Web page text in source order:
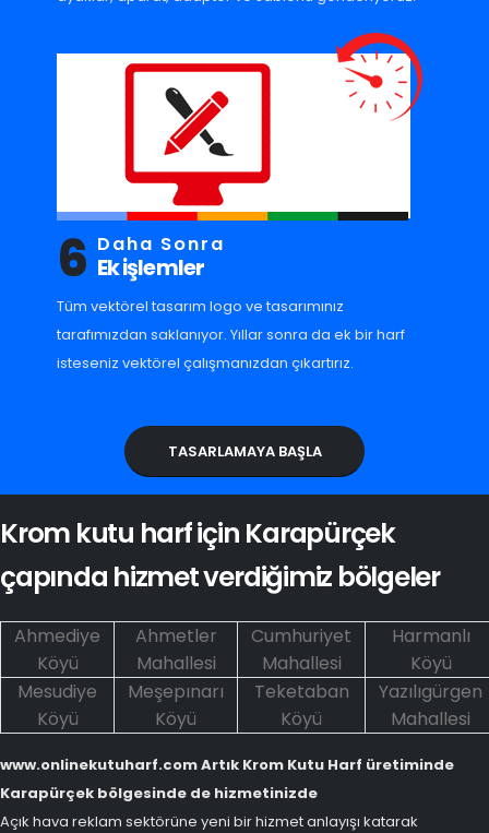
6 Daha Sonra
Ek işlemler
Tüm vektörel tasarım logo ve tasarımınız
tarafımızdan saklanıyor. Yıllar sonra da ek bir harf
isteseniz vektörel çalışmanızdan çıkartırız.
TASARLAMAYA BAŞLA
Krom kutu harf için Karapürçek
çapında hizmet verdiğimiz bölgeler
Ahmediye
Köyü
Ahmetler
Mahallesi
Cumhuriyet
Mahallesi
Harmanlı
Köyü
Mesudiye
Köyü
Meşepınarı
Köyü
Teketaban
Köyü
Yazılıgürgen
Mahallesi
www.onlinekutuharf.com Artık Krom Kutu Harf üretiminde
Karapürçek bölgesinde de hizmetinizde
Açık hava reklam sektörüne yeni bir hizmet anlayışı katarak